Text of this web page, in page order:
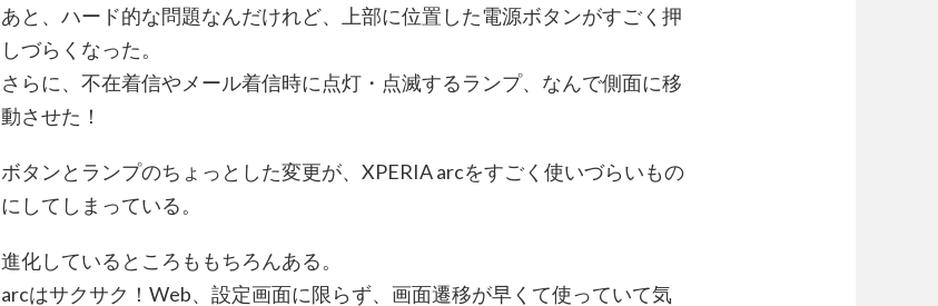
あと、ハード的な問題なんだけれど、上部に位置した電源ボタンがすごく押
しづらくなった。
さらに、不在着信やメール着信時に点灯・点滅するランプ、なんで側面に移
動させた！
ボタンとランプのちょっとした変更が、XPERIA arcをすごく使いづらいもの
にしてしまっている。
進化しているところももちろんある。
arcはサクサク！Web、設定画面に限らず、画面遷移が早くて使っていて気